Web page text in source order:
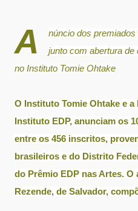
A
núncio dos
junto com abertura
no Instituto Tomie Ohtake
O Instituto Tomie Ohtake e a
Instituto EDP, anunciam os
entre os 456 inscritos,
brasileiros e do Distrito
do Prêmio EDP nas Artes. O
Rezende, de Salvador,